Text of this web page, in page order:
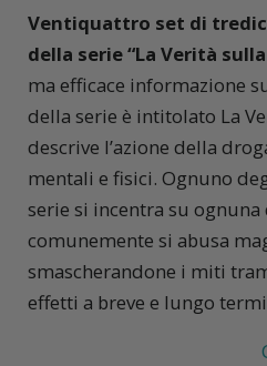
Ventiquattro set di
della serie “La Verità
ma efficace informazione
della serie è intitolato La
descrive l’azione della
mentali e fisici. Ognuno
serie si incentra su
comunemente si abusa
smascherandone i miti
effetti a breve e lungo